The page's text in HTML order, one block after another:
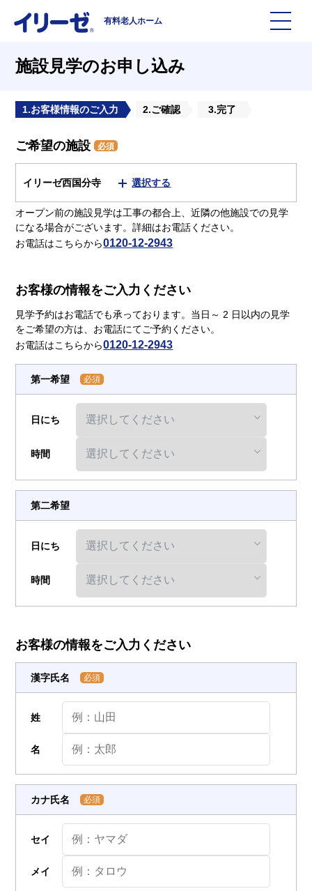
有料老人ホーム
施設を探す
イリーゼについて
イリーゼについて
有料老人ホームイリーゼとは
イリーゼが選ばれる理由
会社概要
入居までの流れ
よくある質問
お役立ち記事
介護用語をわかりやすく説明
意外と知らない介護保険の基本
有料老人ホームを選ぶ時のポイント
介護費用とお金について
その他
見学予約 資料請求
採用情報 会社概要 オーナー募集
施設見学のお申し込み
1.お客様情報のご入力 2.ご確認 3.完了
ご希望の施設 必須
イリーゼ西国分寺 選択する
オープン前の施設見学は工事の都合上、近隣の他施設での見学
になる場合がございます。詳細はお電話ください。
お電話はこちらから0120-12-2943
お客様の情報をご入力ください
見学予約はお電話でも承っております。当日～ 2 日以内の見学
をご希望の方は、お電話にてご予約ください。
お電話はこちらから0120-12-2943
第一希望 必須
日にち
時間
第二希望
日にち
時間
お客様の情報をご入力ください
漢字氏名 必須
姓
名
カナ氏名 必須
セイ
メイ